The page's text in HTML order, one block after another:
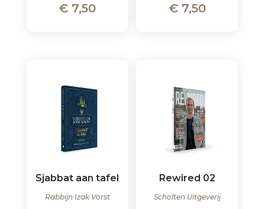
€ 7,50 €7,50
Sjabbat aan tafel
Rabbijn Izak Vorst
Rewired 02
Scholten Uitgeverij